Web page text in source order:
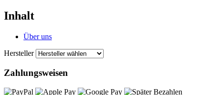
Inhalt
Über uns
Hersteller
Zahlungsweisen